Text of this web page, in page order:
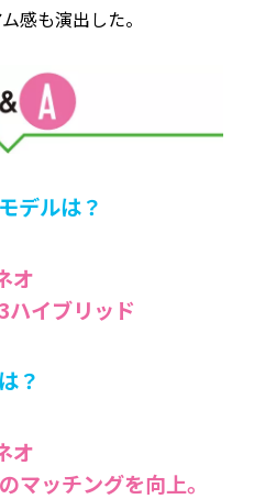
感も演出した。
デルは？
オ
イブリッド
？
オ
マッチングを向上。